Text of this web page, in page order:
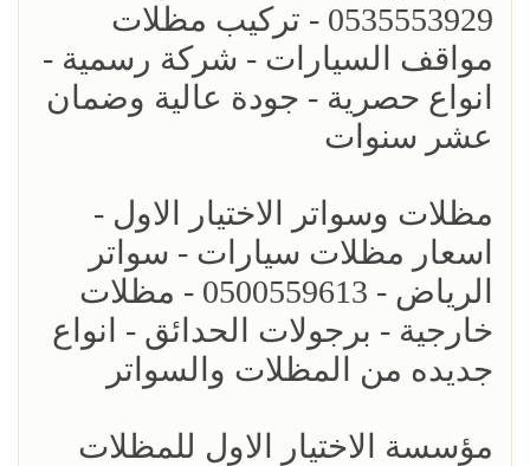
0535553929 - تركيب مظلات
مواقف السيارات - شركة رسمية -
انواع حصرية - جودة عالية وضمان
عشر سنوات
مظلات وسواتر الاختيار الاول -
اسعار مظلات سيارات - سواتر
الرياض - 0500559613 - مظلات
خارجية - برجولات الحدائق - انواع
جديده من المظلات والسواتر
مؤسسة الاختيار الاول للمظلات